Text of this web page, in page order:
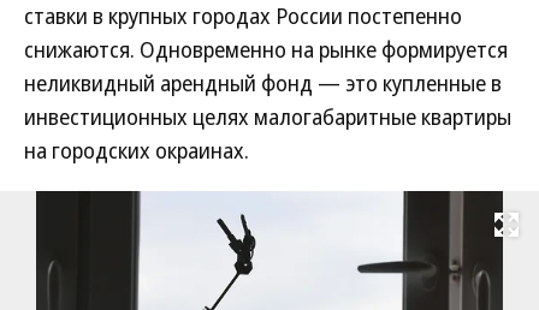
ставки в крупных городах России постепенно
снижаются. Одновременно на рынке формируется
неликвидный арендный фонд — это купленные в
инвестиционных целях малогабаритные квартиры
на городских окраинах.
Развернуть